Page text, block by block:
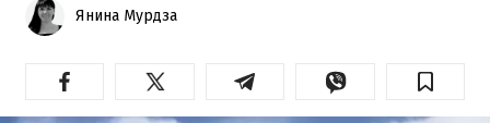
Янина Мурдза